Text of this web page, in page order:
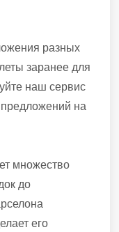
разных
заранее для
наш сервис
на
множество
до
его